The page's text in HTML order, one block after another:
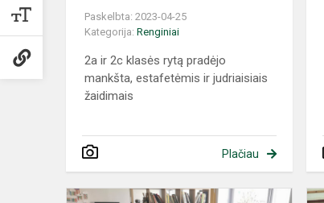
Paskelbta: 2023-04-25
Kategorija: Renginiai
2a ir 2c klasės rytą pradėjo
mankšta, estafetėmis ir judriaisiais
žaidimais
Plačiau